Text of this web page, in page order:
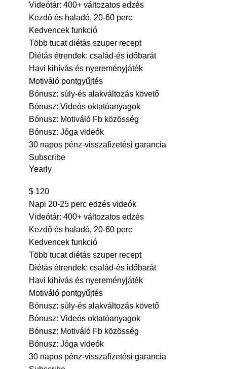
Videótár: 400+ változatos edzés
Kezdő és haladó, 20-60 perc
Kedvencek funkció
Több tucat diétás szuper recept
Diétás étrendek: család-és időbarát
Havi kihívás és nyereményjáték
Motiváló pontgyűjtés
Bónusz: súly-és alakváltozás követő
Bónusz: Videós oktatóanyagok
Bónusz: Motiváló Fb közösség
Bónusz: Jóga videók
30 napos pénz-visszafizetési garancia
Subscribe
Yearly
$ 120
Napi 20-25 perc edzés videók
Videótár: 400+ változatos edzés
Kezdő és haladó, 20-60 perc
Kedvencek funkció
Több tucat diétás szuper recept
Diétás étrendek: család-és időbarát
Havi kihívás és nyereményjáték
Motiváló pontgyűjtés
Bónusz: súly-és alakváltozás követő
Bónusz: Videós oktatóanyagok
Bónusz: Motiváló Fb közösség
Bónusz: Jóga videók
30 napos pénz-visszafizetési garancia